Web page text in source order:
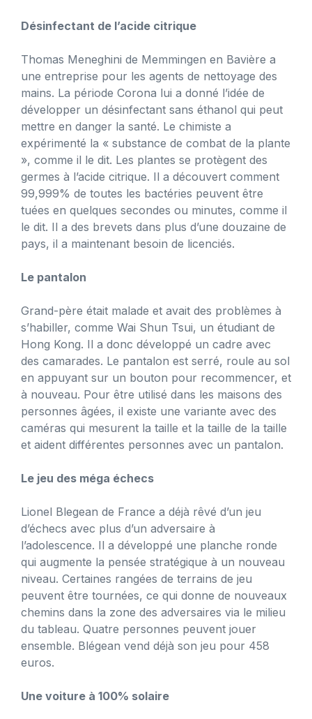
Désinfectant de l’acide citrique
Thomas Meneghini de Memmingen en Bavière a
une entreprise pour les agents de nettoyage des
mains. La période Corona lui a donné l’idée de
développer un désinfectant sans éthanol qui peut
mettre en danger la santé. Le chimiste a
expérimenté la « substance de combat de la plante
», comme il le dit. Les plantes se protègent des
germes à l’acide citrique. Il a découvert comment
99,999% de toutes les bactéries peuvent être
tuées en quelques secondes ou minutes, comme il
le dit. Il a des brevets dans plus d’une douzaine de
pays, il a maintenant besoin de licenciés.
Le pantalon
Grand-père était malade et avait des problèmes à
s’habiller, comme Wai Shun Tsui, un étudiant de
Hong Kong. Il a donc développé un cadre avec
des camarades. Le pantalon est serré, roule au sol
en appuyant sur un bouton pour recommencer, et
à nouveau. Pour être utilisé dans les maisons des
personnes âgées, il existe une variante avec des
caméras qui mesurent la taille et la taille de la taille
et aident différentes personnes avec un pantalon.
Le jeu des méga échecs
Lionel Blegean de France a déjà rêvé d’un jeu
d’échecs avec plus d’un adversaire à
l’adolescence. Il a développé une planche ronde
qui augmente la pensée stratégique à un nouveau
niveau. Certaines rangées de terrains de jeu
peuvent être tournées, ce qui donne de nouveaux
chemins dans la zone des adversaires via le milieu
du tableau. Quatre personnes peuvent jouer
ensemble. Blégean vend déjà son jeu pour 458
euros.
Une voiture à 100% solaire